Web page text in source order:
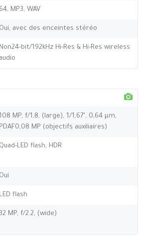
64, MP3, WAV
Oui, avec des enceintes stéréo
Non24-bit/192kHz Hi-Res & Hi-Res wireless
audio
108 MP, f/1,8, (large), 1/1,67", 0,64 µm,
PDAF0,08 MP (objectifs auxiliaires)
Quad-LED flash, HDR
Oui
LED flash
32 MP, f/2.2, (wide)